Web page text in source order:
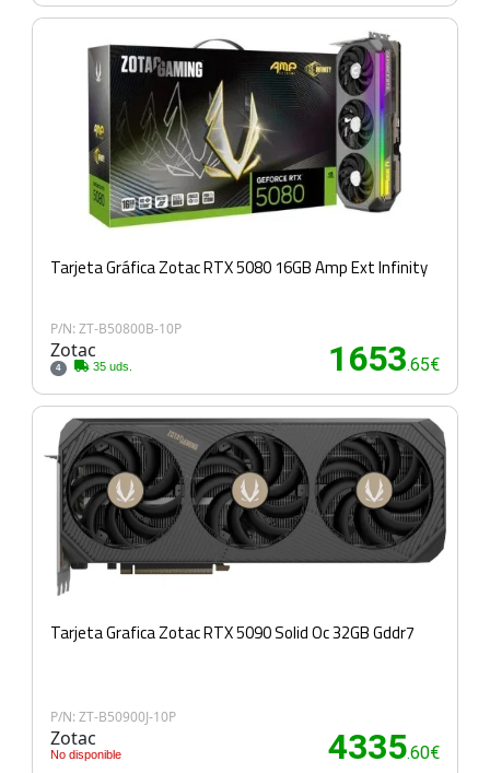
Tarjeta Gráfica Zotac RTX 5080 16GB Amp Ext Infinity
P/N: ZT-B50800B-10P
Zotac
4 35 uds. 1653.65€
Tarjeta Grafica Zotac RTX 5090 Solid Oc 32GB Gddr7
P/N: ZT-B50900J-10P
Zotac
No disponible 4335.60€